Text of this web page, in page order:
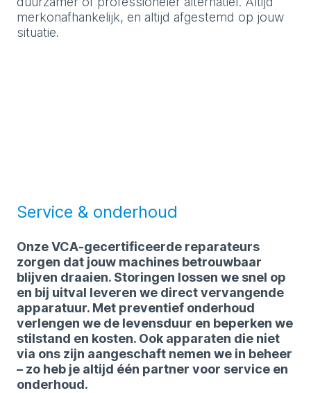
merkonafhankelijk, en altijd afgestemd op jouw
situatie.
Service & onderhoud
Onze VCA-gecertificeerde reparateurs
zorgen dat jouw machines betrouwbaar
blijven draaien. Storingen lossen we snel op
en bij uitval leveren we direct vervangende
apparatuur. Met preventief onderhoud
verlengen we de levensduur en beperken we
stilstand en kosten. Ook apparaten die niet
via ons zijn aangeschaft nemen we in beheer
– zo heb je altijd één partner voor service en
onderhoud.